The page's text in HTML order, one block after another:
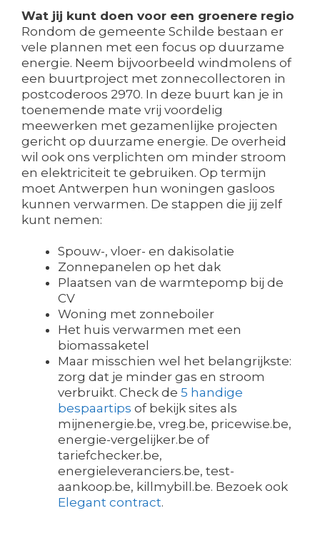
Wat jij kunt doen voor een groenere regio
Rondom de gemeente Schilde bestaan er
vele plannen met een focus op duurzame
energie. Neem bijvoorbeeld windmolens of
een buurtproject met zonnecollectoren in
postcoderoos 2970. In deze buurt kan je in
toenemende mate vrij voordelig
meewerken met gezamenlijke projecten
gericht op duurzame energie. De overheid
wil ook ons verplichten om minder stroom
en elektriciteit te gebruiken. Op termijn
moet Antwerpen hun woningen gasloos
kunnen verwarmen. De stappen die jij zelf
kunt nemen:
Spouw-, vloer- en dakisolatie
Zonnepanelen op het dak
Plaatsen van de warmtepomp bij de
CV
Woning met zonneboiler
Het huis verwarmen met een
biomassaketel
Maar misschien wel het belangrijkste:
zorg dat je minder gas en stroom
verbruikt. Check de 5 handige
bespaartips of bekijk sites als
mijnenergie.be, vreg.be, pricewise.be,
energie-vergelijker.be of
tariefchecker.be,
energieleveranciers.be, test-
aankoop.be, killmybill.be. Bezoek ook
Elegant contract.